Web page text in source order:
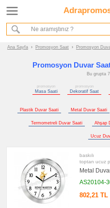
Ana Sayfa › Promosyon Saat › Promosyon
Promosyon Duvar
Bu grupta
promosyon
Masa Saati
promosyon
Dekoratif Saat
Plastik Duvar Saati Metal Duvar Saati
Termometreli Duvar Saati Ahşap
Ucuz
baskılı
toptan ucuz
Metal
AS20104-
802,21 TL
Ana Sayfa
Hakkımızda
Kurumsal Hizmet Akışımız
Promosyon
Ürünleri
promosyon
Masa
Saati
promosyon
Dekoratif
Saat
promosyon
Buzdolabı